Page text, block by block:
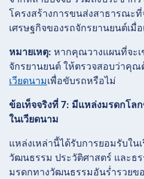
โครงสร้างการขนส่งสาธารณะที่
เศรษฐกิจของรถจักรยานยนต์เมื่
หมายเหตุ: หากคุณวางแผนที่จะ
จักรยานยนต์ ให้ตรวจสอบว่าคุณ
เวียดนามเพื่อขับรถหรือไม่
ข้อเท็จจริงที่ 7: มีแหล่งมรดกโล
ในเวียดนาม
แหล่งเหล่านี้ได้รับการยอมรับใน
วัฒนธรรม ประวัติศาสตร์ และธ
มรดกทางวัฒนธรรมอันร่ำรวยข